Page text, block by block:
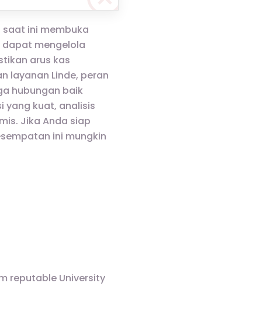
saat ini membuka
dapat mengelola
arus kas
layanan Linde, peran
hubungan baik
yang kuat, analisis
Jika Anda siap
ini mungkin
reputable University